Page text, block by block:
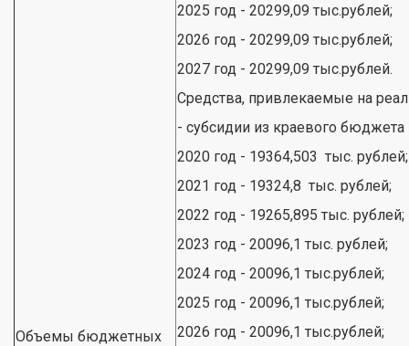
Объемы бюджетных
2025 год - 20299,09 тыс.рублей;
2026 год - 20299,09 тыс.рублей;
2027 год - 20299,09 тыс.рублей.
Средства, привлекаемые на
- субсидии из краевого
2020 год - 19364,503 тыс. рублей;
2021 год - 19324,8 тыс. рублей;
2022 год - 19265,895 тыс. рублей;
2023 год - 20096,1 тыс. рублей;
2024 год - 20096,1 тыс.рублей;
2025 год - 20096,1 тыс.рублей;
2026 год - 20096,1 тыс.рублей;